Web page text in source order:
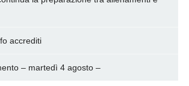
accrediti
– martedì 4 agosto –